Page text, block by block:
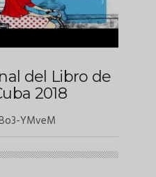
del Libro de
2018
YMveM